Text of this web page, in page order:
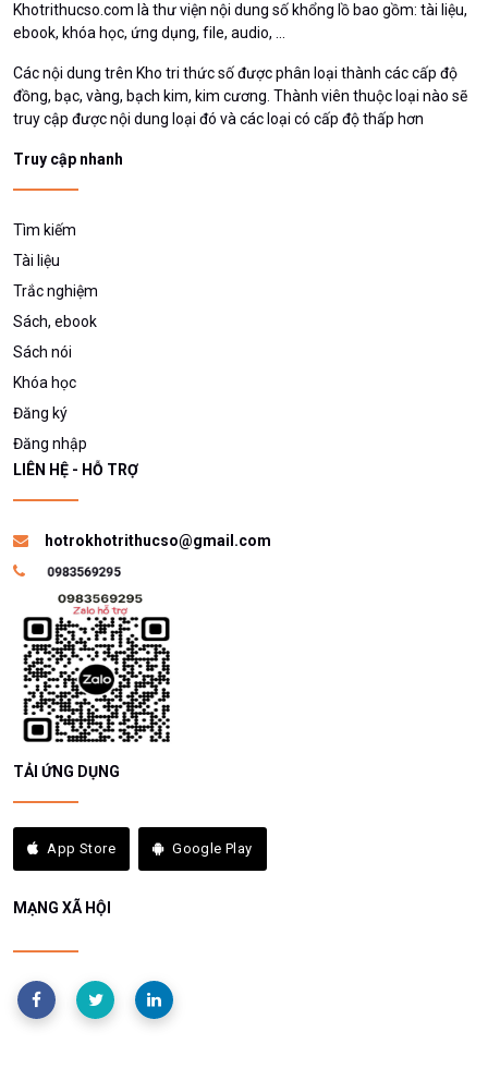
Khotrithucso.com là thư viện nội dung số khổng lồ bao gồm: tài liệu,
ebook, khóa học, ứng dụng, file, audio, ...
Các nội dung trên Kho tri thức số được phân loại thành các cấp độ
đồng, bạc, vàng, bạch kim, kim cương. Thành viên thuộc loại nào sẽ
truy cập được nội dung loại đó và các loại có cấp độ thấp hơn
Truy cập nhanh
Tìm kiếm
Tài liệu
Trắc nghiệm
Sách, ebook
Sách nói
Khóa học
Đăng ký
Đăng nhập
LIÊN HỆ - HỖ TRỢ
hotrokhotrithucso@gmail.com
TẢI ỨNG DỤNG
App Store Google Play
MẠNG XÃ HỘI